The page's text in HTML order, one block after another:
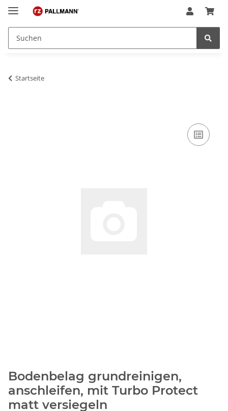
Startseite
Bodenbelag grundreinigen,
anschleifen, mit Turbo Protect
matt versiegeln